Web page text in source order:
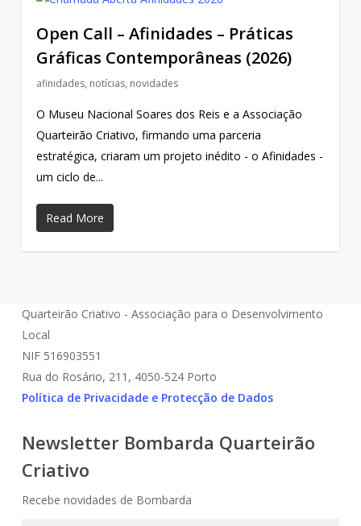
Open Call – Afinidades – Práticas
Gráficas Contemporâneas (2026)
afinidades, notícias, novidades
O Museu Nacional Soares dos Reis e a Associação
Quarteirão Criativo, firmando uma parceria
estratégica, criaram um projeto inédito - o Afinidades -
um ciclo de...
Read More
Quarteirão Criativo - Associação para o Desenvolvimento
Local
NIF 516903551
Rua do Rosário, 211, 4050-524 Porto
Política de Privacidade e Protecção de Dados
Newsletter Bombarda Quarteirão
Criativo
Recebe novidades de Bombarda